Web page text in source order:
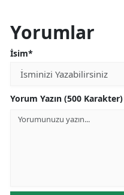
Yorumlar
İsim*
Yorum Yazın (500 Karakter)